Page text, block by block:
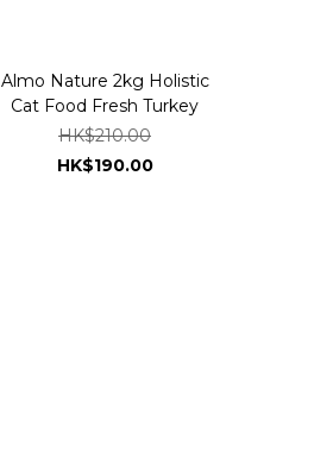
Almo Nature 2kg Holistic
Cat Food Fresh Turkey
HK$210.00
HK$190.00